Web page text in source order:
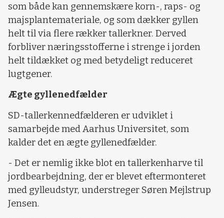
som både kan gennemskære korn-, raps- og
majsplantemateriale, og som dækker gyllen
helt til via flere rækker tallerkner. Derved
forbliver næringsstofferne i strenge i jorden
helt tildækket og med betydeligt reduceret
lugtgener.
Ægte gyllenedfælder
SD-tallerkennedfælderen er udviklet i
samarbejde med Aarhus Universitet, som
kalder det en ægte gyllenedfælder.
- Det er nemlig ikke blot en tallerkenharve til
jordbearbejdning, der er blevet eftermonteret
med gylleudstyr, understreger Søren Mejlstrup
Jensen.